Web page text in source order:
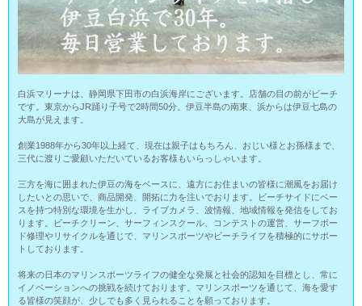
白浜マリーナは、静岡県下田市の白浜海岸にございます。店舗の目の前がビーチ
です。東京からJR踊り子号で2時間50分。伊豆半島の南東、浜からは伊豆七島の
大島が見えます。
創業1988年から30年以上経て、現在は親子はもちろん、おじい様とお孫様まで、
三代に渡りご愛顧いただいているお客様もいらっしゃいます。
三方を海に囲まれた伊豆の海をベースに、遠方にお住まいの皆様に潮風をお届け
したいとの思いで、商品開発、開拓に力を注いでおります。ビーチサイドにベー
スを持つ特別な環境を生かし、ライブカメラ、波情報、地域情報を発信をしてお
ります。ビーチクリーン、サーフィンスクール、コンテストの運営、サーフボー
ド修理やリサイクルを通じで、マリンスポーツやビーチライフを積極的にサポー
トしております。
将来の日本のマリンスポーツライフの健全な発展と社会的認知を目標とし、常に
イノベーションへの挑戦を続けております。マリンスポーツを通じて、海を愛す
る皆様の笑顔が、少しでも多く見られることを願っております。